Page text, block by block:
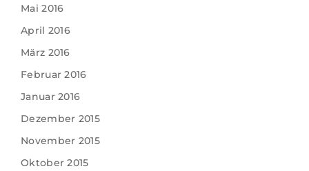
Mai 2016
April 2016
März 2016
Februar 2016
Januar 2016
Dezember 2015
November 2015
Oktober 2015